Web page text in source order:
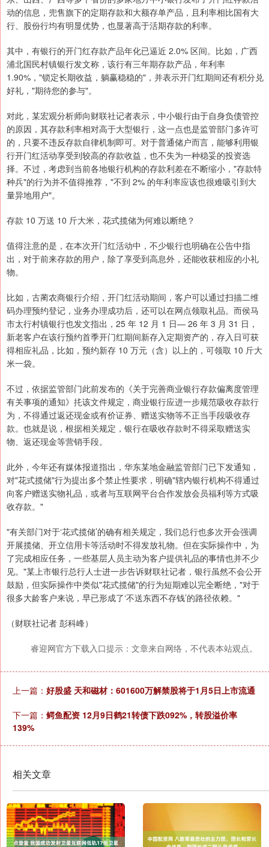
动的信息，兜售旗下的定期存款和大额存单产品，且利率相比国有大
行、股份行均有明显优势，也显著高于活期存款的利率。
其中，有银行的开门红存款产品年化已逼近 2.0% 区间。比如，广西
浦北国民村镇银行发文称，该行有三年期存款产品，年利率
1.90%，"锁定长期收益，躺赢稳稳的"，并表示开门红期间还有积分兑
好礼，"期待您的参与"。
对此，某宏观分析师向财联社记者表示，中小银行由于自身负债管控
的原因，其存款利率相对高于大型银行，这一点也是监管部门多许可
的，只要不违反存款自律机制即可。对于普通储户而言，能够利用银
行开门红活动享受到较高的存款收益，也不失为一种稳妥的投资选
择。不过，考虑到当前各地银行机构的存款利差在不断缩小，"存款特
种兵"的行为并不值得推荐，"不到 2% 的年利率应该也很难吸引到大
量异地用户"。
存款 10 万送 10 斤大米，花式揽储为何难以断绝？
值得注意的是，在本次开门红活动中，不少银行也明确在公告中指
出，对于前来存款的用户，除了享受到高息外，还能收获相应的小礼
物。
比如，古蔺农商银行介绍，开门红活动期间，客户可以通过扫描二维
码办理预约登记，业务办理成功后，还可以在网点领取礼品。而侯马
市太行村镇银行也发文指出，25 年 12 月 1 日— 26 年 3 月 31 日，
新老客户在该行预约首季开门红期间新存入定期资产的，存入日可获
得相应礼品，比如，预约新存 10 万元（含）以上的，可领取 10 斤大
米一袋。
不过，依据监管部门此前发布的《关于完善商业银行存款偏离度管理
有关事项的通知》扥该文件规定，商业银行应进一步规范吸收存款行
为，不得通过返还现金或有价证券、赠送实物等不正当手段吸收存
款。也就是说，根据相关规定，银行在吸收存款时不得采取赠送实
物、返还现金等营销手段。
此外，今年还有媒体报道指出，华东某地金融监管部门已下发通知，
对"花式揽储"行为提出多个禁止性要求，明确"辖内银行机构不得通过
向客户赠送实物礼品，或者与互联网平台合作发放会员福利等方式吸
收存款。"
"有关部门对于‘花式揽储’的确有相关规定，我们总行也多次开会强调
开展揽储、开立信用卡等活动时不得发放礼物。但在实际操作中，为
了完成相应任务，一些基层人员主动为客户提供礼品的事情也并不少
见。"某上市银行总行人士进一步告诉财联社记者，银行虽然不会公开
鼓励，但实际操作中类似"花式揽储"的行为短期难以完全断绝，"对于
很多大龄客户来说，早已形成了‘不送东西不存钱’的路径依赖。"
（财联社记者 彭科峰）
睿迎网官方下载入口提示：文章来自网络，不代表本站观点。
上一篇： 好股盛 天和磁材：601600万解禁股将于1月5日上市流通
下一篇： 鳄鱼配资 12月9日鹤21转债下跌092%，转股溢价率
139%
相关文章